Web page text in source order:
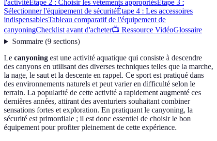
l'activitéÉtape 2 : Choisir les vêtements appropriésÉtape 3 :
Sélectionner l'équipement de sécuritéÉtape 4 : Les accessoires
indispensablesTableau comparatif de l'équipement de
canyoningChecklist avant d'acheter📺 Ressource VidéoGlossaire
Sommaire(9 sections)
Le canyoning est une activité aquatique qui consiste à descendre
des canyons en utilisant des diverses techniques telles que la marche,
la nage, le saut et la descente en rappel. Ce sport est pratiqué dans
des environnements naturels et peut varier en difficulté selon le
terrain. La popularité de cette activité a rapidement augmenté ces
dernières années, attirant des aventuriers souhaitant combiner
sensations fortes et exploration. En pratiquant le canyoning, la
sécurité est primordiale ; il est donc essentiel de choisir le bon
équipement pour profiter pleinement de cette expérience.